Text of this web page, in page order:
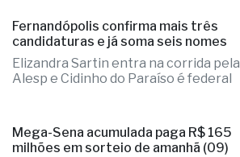
Fernandópolis confirma mais três
candidaturas e já soma seis nomes
Elizandra Sartin entra na corrida pela
Alesp e Cidinho do Paraíso é federal
Mega-Sena acumulada paga R$ 165
milhões em sorteio de amanhã (09)